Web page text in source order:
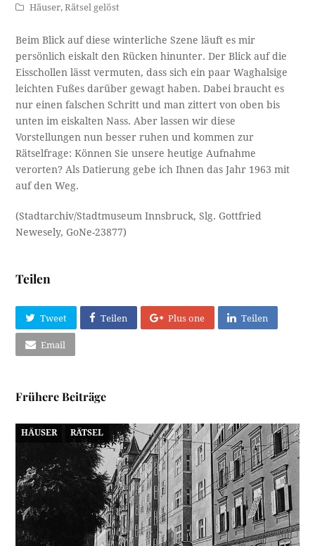
Häuser,Rätsel gelöst
Beim Blick auf diese winterliche Szene läuft es mir
persönlich eiskalt den Rücken hinunter. Der Blick auf die
Eisschollen lässt vermuten, dass sich ein paar Waghalsige
leichten Fußes darüber gewagt haben. Dabei braucht es
nur einen falschen Schritt und man zittert von oben bis
unten im eiskalten Nass. Aber lassen wir diese
Vorstellungen nun besser ruhen und kommen zur
Rätselfrage: Können Sie unsere heutige Aufnahme
verorten? Als Datierung gebe ich Ihnen das Jahr 1963 mit
auf den Weg.
(Stadtarchiv/Stadtmuseum Innsbruck, Slg. Gottfried
Newesely, GoNe-23877)
Teilen
Tweet Teilen Plus one Teilen
Email
Frühere Beiträge
HÄUSER RÄTSEL